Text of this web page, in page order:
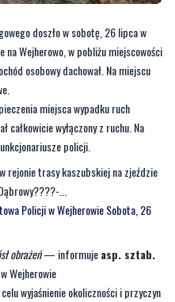
doszło w sobotę, 26 lipca w
Wejherowo, w pobliżu miejscowości
osobowy dachował. Na miejscu
miejsca wypadku ruch
całkowicie wyłączony z ruchu. Na
policji.
rejonie trasy kaszubskiej na zjeździe
...
Policji w WejherowieSobota, 26
obrażeń— informujeasp. sztab.
Wejherowie
wyjaśnienie okoliczności i przyczyn